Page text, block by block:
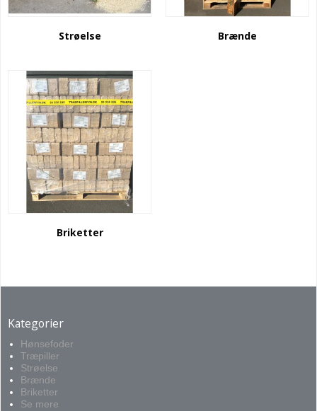
Strøelse Brænde
Briketter
Kategorier
Hønsefoder
Træpiller
Strøelse
Brænde
Briketter
Se mere